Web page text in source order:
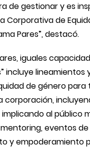
de gestionar y es
Corporativa de
Pares”, destacó.
iguales
incluye lineamientos
de género para
corporación,
implicando al público
eventos de
y empoderamiento